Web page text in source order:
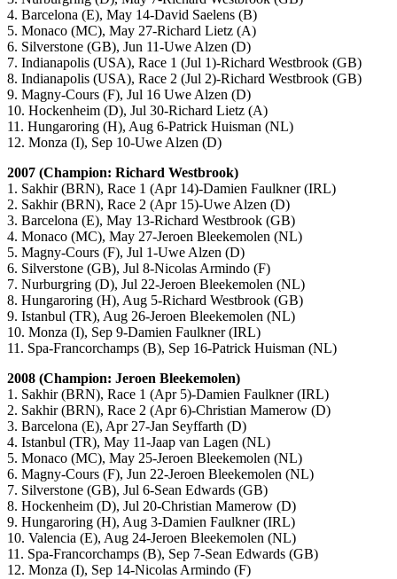
4. Barcelona (E), May 14-David Saelens (B)
5. Monaco (MC), May 27-Richard Lietz (A)
6. Silverstone (GB), Jun 11-Uwe Alzen (D)
7. Indianapolis (USA), Race 1 (Jul 1)-Richard Westbrook (GB)
8. Indianapolis (USA), Race 2 (Jul 2)-Richard Westbrook (GB)
9. Magny-Cours (F), Jul 16 Uwe Alzen (D)
10. Hockenheim (D), Jul 30-Richard Lietz (A)
11. Hungaroring (H), Aug 6-Patrick Huisman (NL)
12. Monza (I), Sep 10-Uwe Alzen (D)
2007 (Champion: Richard Westbrook)
1. Sakhir (BRN), Race 1 (Apr 14)-Damien Faulkner (IRL)
2. Sakhir (BRN), Race 2 (Apr 15)-Uwe Alzen (D)
3. Barcelona (E), May 13-Richard Westbrook (GB)
4. Monaco (MC), May 27-Jeroen Bleekemolen (NL)
5. Magny-Cours (F), Jul 1-Uwe Alzen (D)
6. Silverstone (GB), Jul 8-Nicolas Armindo (F)
7. Nurburgring (D), Jul 22-Jeroen Bleekemolen (NL)
8. Hungaroring (H), Aug 5-Richard Westbrook (GB)
9. Istanbul (TR), Aug 26-Jeroen Bleekemolen (NL)
10. Monza (I), Sep 9-Damien Faulkner (IRL)
11. Spa-Francorchamps (B), Sep 16-Patrick Huisman (NL)
2008 (Champion: Jeroen Bleekemolen)
1. Sakhir (BRN), Race 1 (Apr 5)-Damien Faulkner (IRL)
2. Sakhir (BRN), Race 2 (Apr 6)-Christian Mamerow (D)
3. Barcelona (E), Apr 27-Jan Seyffarth (D)
4. Istanbul (TR), May 11-Jaap van Lagen (NL)
5. Monaco (MC), May 25-Jeroen Bleekemolen (NL)
6. Magny-Cours (F), Jun 22-Jeroen Bleekemolen (NL)
7. Silverstone (GB), Jul 6-Sean Edwards (GB)
8. Hockenheim (D), Jul 20-Christian Mamerow (D)
9. Hungaroring (H), Aug 3-Damien Faulkner (IRL)
10. Valencia (E), Aug 24-Jeroen Bleekemolen (NL)
11. Spa-Francorchamps (B), Sep 7-Sean Edwards (GB)
12. Monza (I), Sep 14-Nicolas Armindo (F)